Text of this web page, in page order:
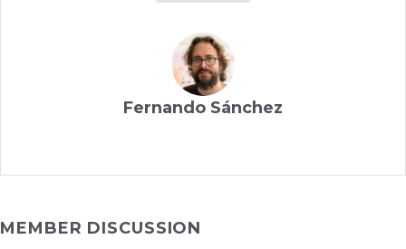
Fernando Sánchez
MEMBER DISCUSSION